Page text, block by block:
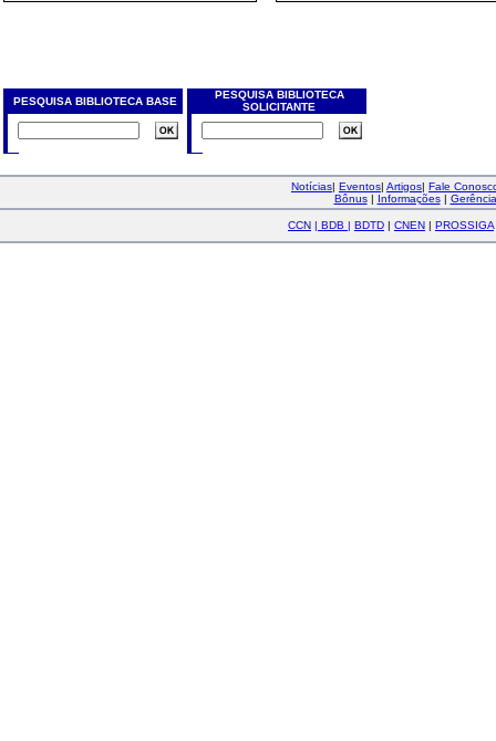
PESQUISA BIBLIOTECA BASE
PESQUISA BIBLIOTECA
SOLICITANTE
Notícias| Eventos| Artigos| Fale
Bônus| Informações| Gerência
CCN | BDB | BDTD | CNEN | PROSSIGA